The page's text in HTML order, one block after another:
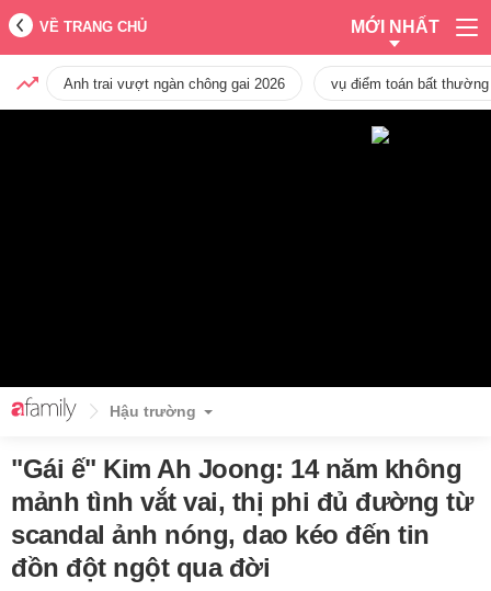
VỀ TRANG CHỦ MỚI NHẤT
Anh trai vượt ngàn chông gai 2026 vụ điểm toán bất
Hậu trường
"Gái ế" Kim Ah Joong: 14 năm không
mảnh tình vắt vai, thị phi đủ đường từ
scandal ảnh nóng, dao kéo đến tin
đồn đột ngột qua đời